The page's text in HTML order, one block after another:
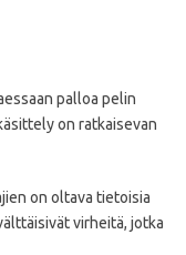
palloa pelin
on ratkaisevan
on oltava tietoisia
virheitä, jotka